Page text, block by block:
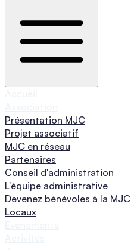
Présentation MJC
Projet associatif
MJC en réseau
Partenaires
Conseil d'administration
L'équipe administrative
Devenez bénévoles à la MJC
Locaux